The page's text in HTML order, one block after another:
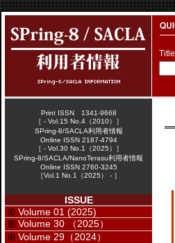
Title
Print ISSN 1341-9668
［ - Vol.15 No.4（2010）］
SPring-8/SACLA利用者情報
Online ISSN 2187-4794
［ - Vol.30 No.1（2025）］
SPring-8/SACLA/NanoTerasu利用者情報
Online ISSN 2760-3245
［Vol.1 No.1（2025） - ］
ISSUE
Volume 01 (2025)
Volume 30 （2025）
Volume 29（2024）